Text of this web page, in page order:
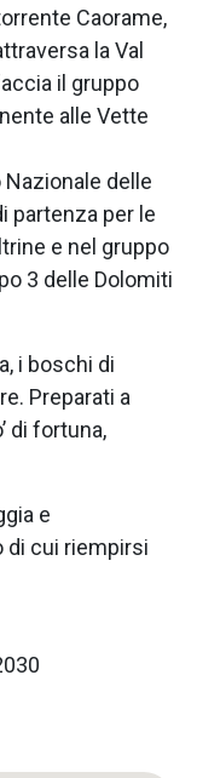
Caorame,
la Val
il gruppo
alle Vette
Nazionale delle
partenza per le
e nel gruppo
3 delle Dolomiti
i boschi di
Preparati a
di fortuna,
e
di cui riempirsi